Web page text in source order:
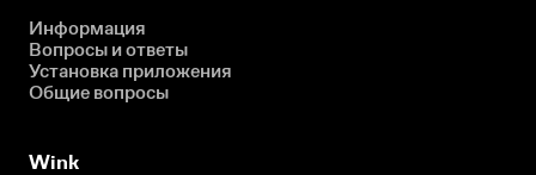
Информация
Вопросы и ответы
Установка приложения
Общие вопросы
Wink